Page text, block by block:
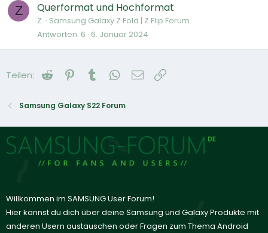
Z Querformat und Hochformat
Z. Samsung Galaxy Z Fold | Z Flip Forum
Antworten 6 6. Januar 2024
Teilen: Reddit Pinterest
Tumblr WhatsApp
E-Mail
Samsung Galaxy S22 Forum
Willkommen im SAMSUNG User Forum!
Hier kannst du dich über deine Samsung und Galaxy Produkte mit
anderen Usern austauschen oder Fragen zum Thema Android